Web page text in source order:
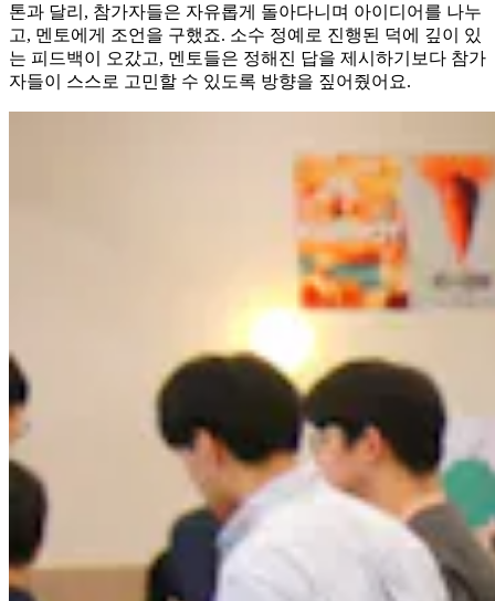
톤과 달리, 참가자들은 자유롭게 돌아다니며 아이디어를 나누
고, 멘토에게 조언을 구했죠. 소수 정예로 진행된 덕에 깊이 있
는 피드백이 오갔고, 멘토들은 정해진 답을 제시하기보다 참가
자들이 스스로 고민할 수 있도록 방향을 짚어줬어요.